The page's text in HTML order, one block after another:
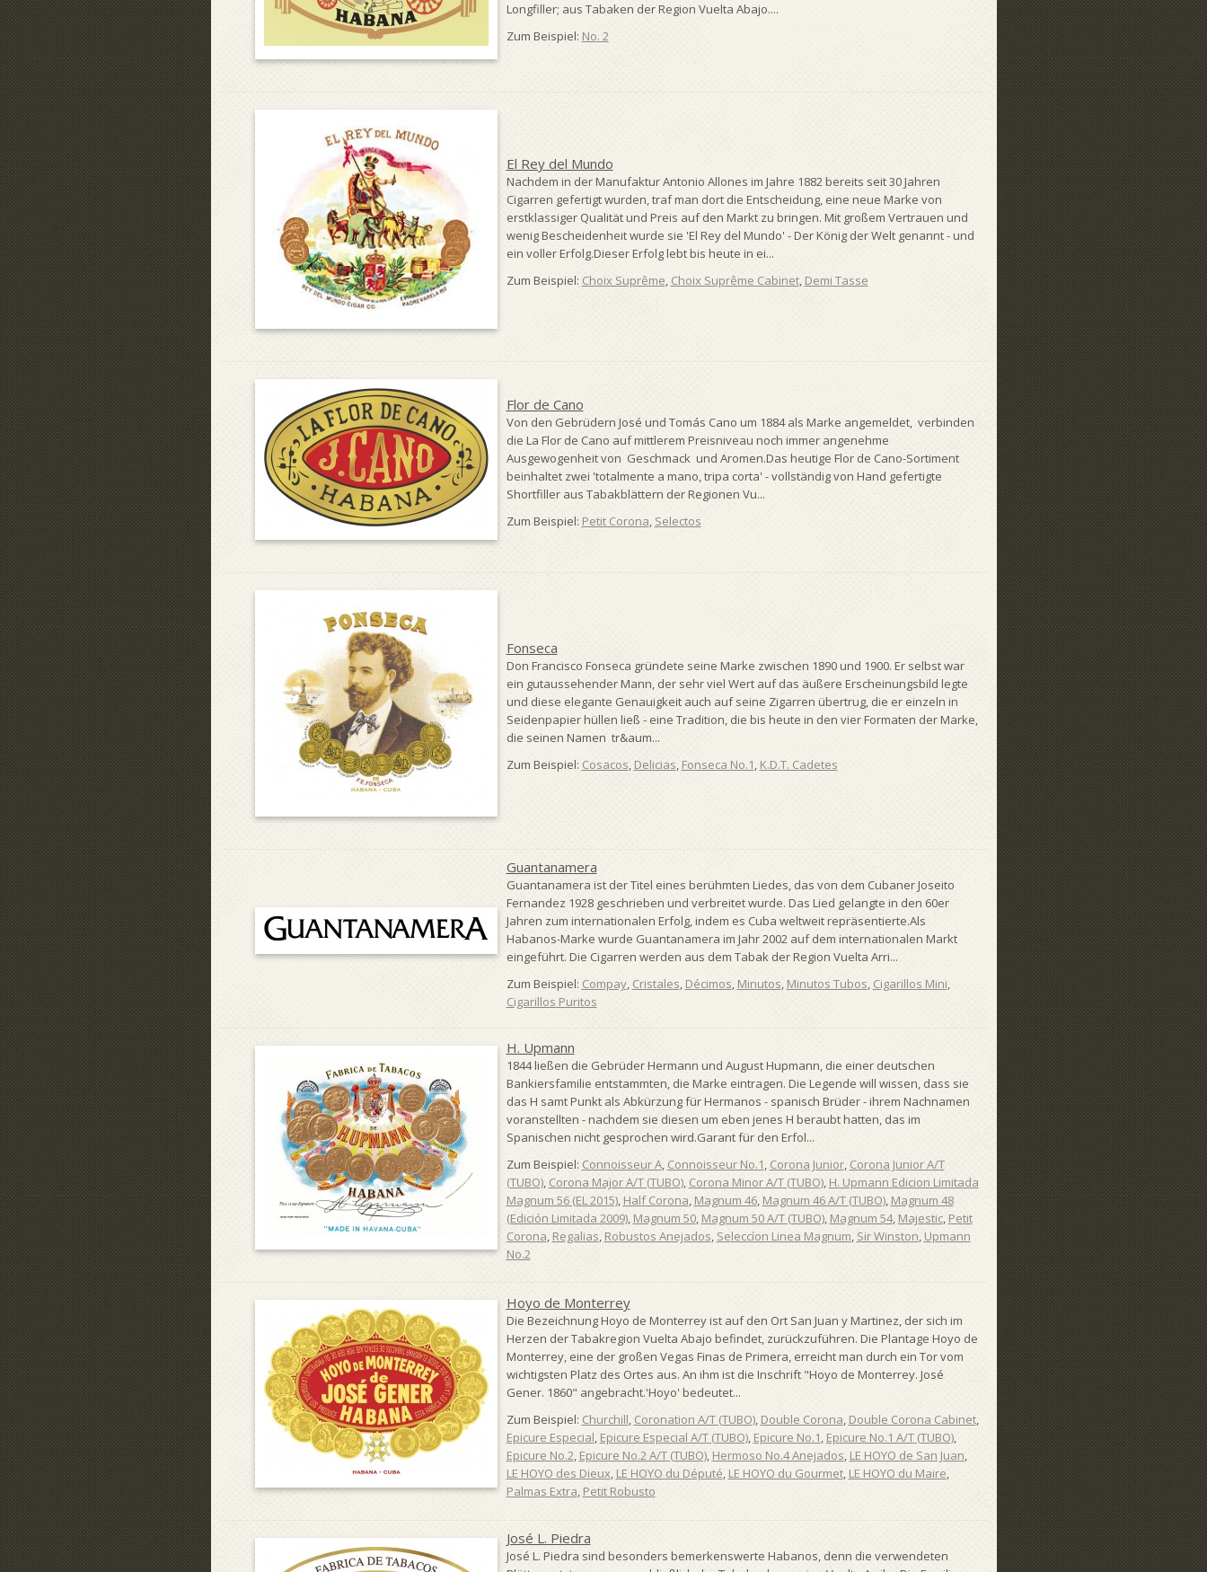
Longfiller; aus Tabaken der Region Vuelta Abajo....
Zum Beispiel: No. 2
El Rey del Mundo
Nachdem in der Manufaktur Antonio Allones im Jahre 1882 bereits seit 30 Jahren
Cigarren gefertigt wurden, traf man dort die Entscheidung, eine neue Marke von
erstklassiger Qualität und Preis auf den Markt zu bringen. Mit großem Vertrauen und
wenig Bescheidenheit wurde sie 'El Rey del Mundo' - Der König der Welt genannt - und
ein voller Erfolg.Dieser Erfolg lebt bis heute in ei...
Zum Beispiel: Choix Suprême, Choix Suprême Cabinet, Demi Tasse
Flor de Cano
Von den Gebrüdern José und Tomás Cano um 1884 als Marke angemeldet, verbinden
die La Flor de Cano auf mittlerem Preisniveau noch immer angenehme
Ausgewogenheit von Geschmack und Aromen.Das heutige Flor de Cano-Sortiment
beinhaltet zwei 'totalmente a mano, tripa corta' - vollständig von Hand gefertigte
Shortfiller aus Tabakblättern der Regionen Vu...
Zum Beispiel: Petit Corona, Selectos
Fonseca
Don Francisco Fonseca gründete seine Marke zwischen 1890 und 1900. Er selbst war
ein gutaussehender Mann, der sehr viel Wert auf das äußere Erscheinungsbild legte
und diese elegante Genauigkeit auch auf seine Zigarren übertrug, die er einzeln in
Seidenpapier hüllen ließ - eine Tradition, die bis heute in den vier Formaten der Marke,
die seinen Namen tr&aum...
Zum Beispiel: Cosacos, Delicias, Fonseca No.1, K.D.T. Cadetes
Guantanamera
Guantanamera ist der Titel eines berühmten Liedes, das von dem Cubaner Joseito
Fernandez 1928 geschrieben und verbreitet wurde. Das Lied gelangte in den 60er
Jahren zum internationalen Erfolg, indem es Cuba weltweit repräsentierte.Als
Habanos-Marke wurde Guantanamera im Jahr 2002 auf dem internationalen Markt
eingeführt. Die Cigarren werden aus dem Tabak der Region Vuelta Arri...
Zum Beispiel: Compay, Cristales, Décimos, Minutos, Minutos Tubos, Cigarillos Mini,
Cigarillos Puritos
H. Upmann
1844 ließen die Gebrüder Hermann und August Hupmann, die einer deutschen
Bankiersfamilie entstammten, die Marke eintragen. Die Legende will wissen, dass sie
das H samt Punkt als Abkürzung für Hermanos - spanisch Brüder - ihrem Nachnamen
voranstellten - nachdem sie diesen um eben jenes H beraubt hatten, das im
Spanischen nicht gesprochen wird.Garant für den Erfol...
Zum Beispiel: Connoisseur A, Connoisseur No.1, Corona Junior, Corona Junior A/T
(TUBO), Corona Major A/T (TUBO), Corona Minor A/T (TUBO), H. Upmann Edicion Limitada
Magnum 56 (EL 2015), Half Corona, Magnum 46, Magnum 46 A/T (TUBO), Magnum 48
(Edición Limitada 2009), Magnum 50, Magnum 50 A/T (TUBO), Magnum 54, Majestic, Petit
Corona, Regalias, Robustos Anejados, Seleccíon Linea Magnum, Sir Winston, Upmann
No.2
Hoyo de Monterrey
Die Bezeichnung Hoyo de Monterrey ist auf den Ort San Juan y Martinez, der sich im
Herzen der Tabakregion Vuelta Abajo befindet, zurückzuführen. Die Plantage Hoyo de
Monterrey, eine der großen Vegas Finas de Primera, erreicht man durch ein Tor vom
wichtigsten Platz des Ortes aus. An ihm ist die Inschrift "Hoyo de Monterrey. José
Gener. 1860" angebracht.'Hoyo' bedeutet...
Zum Beispiel: Churchill, Coronation A/T (TUBO), Double Corona, Double Corona Cabinet,
Epicure Especial, Epicure Especial A/T (TUBO), Epicure No.1, Epicure No.1 A/T (TUBO),
Epicure No.2, Epicure No.2 A/T (TUBO), Hermoso No.4 Anejados, LE HOYO de San Juan,
LE HOYO des Dieux, LE HOYO du Député, LE HOYO du Gourmet, LE HOYO du Maire,
Palmas Extra, Petit Robusto
José L. Piedra
José L. Piedra sind besonders bemerkenswerte Habanos, denn die verwendeten